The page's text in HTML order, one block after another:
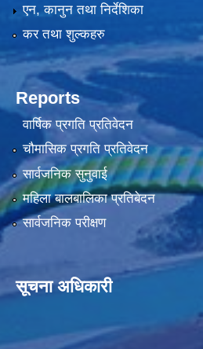
एन, कानुन तथा निर्देशिका
कर तथा शुल्कहरु
Reports
वार्षिक प्रगति प्रतिवेदन
चौमासिक प्रगति प्रतिवेदन
सार्वजनिक सुनुवाई
महिला बालबालिका प्रतिबेदन
सार्वजनिक परीक्षण
सूचना अधिकारी